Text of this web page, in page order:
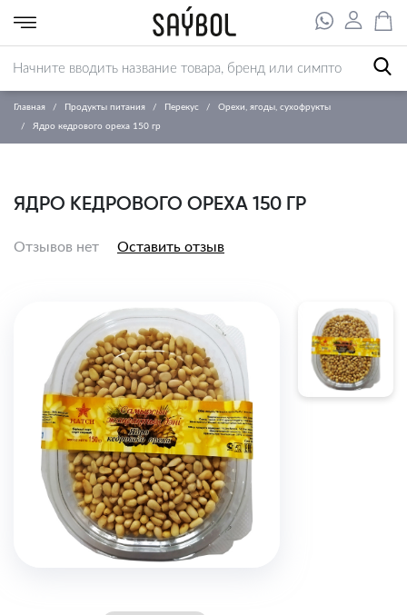
Главная Продукты питания Перекус Орехи, ягоды, сухофрукты
Ядро кедрового ореха 150 гр
ЯДРО КЕДРОВОГО ОРЕХА 150 ГР
Отзывов нет Оставить отзыв